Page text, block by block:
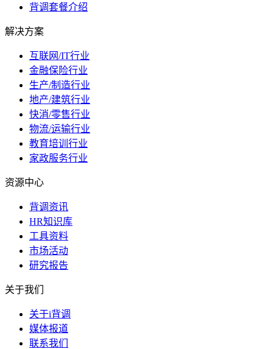
背调套餐介绍
解决方案
互联网/IT行业
金融保险行业
生产/制造行业
地产/建筑行业
快消/零售行业
物流/运输行业
教育培训行业
家政服务行业
资源中心
背调资讯
HR知识库
工具资料
市场活动
研究报告
关于我们
关于i背调
媒体报道
联系我们